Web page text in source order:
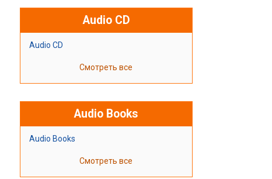
Audio CD
Audio CD
Смотреть все
Audio Books
Audio Books
Смотреть все